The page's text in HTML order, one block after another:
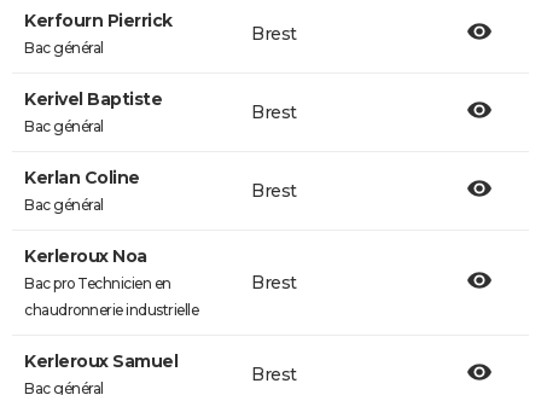
Kerfourn Pierrick
Bac général
Brest
Kerivel Baptiste
Bac général
Brest
Kerlan Coline
Bac général
Brest
Kerleroux Noa
Bac pro Technicien en
chaudronnerie industrielle
Brest
Kerleroux Samuel
Bac général
Brest